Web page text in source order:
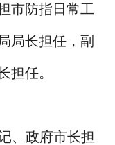
市防指日常工
局长担任，副
担任。
、政府市长担